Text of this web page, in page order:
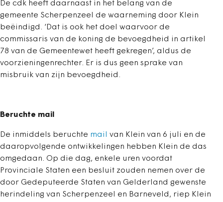
De cdk heeft daarnaast in het belang van de
gemeente Scherpenzeel de waarneming door Klein
beëindigd. ‘Dat is ook het doel waarvoor de
commissaris van de koning de bevoegdheid in artikel
78 van de Gemeentewet heeft gekregen’, aldus de
voorzieningenrechter. Er is dus geen sprake van
misbruik van zijn bevoegdheid.
Beruchte mail
De inmiddels beruchte mail van Klein van 6 juli en de
daaropvolgende ontwikkelingen hebben Klein de das
omgedaan. Op die dag, enkele uren voordat
Provinciale Staten een besluit zouden nemen over de
door Gedeputeerde Staten van Gelderland gewenste
herindeling van Scherpenzeel en Barneveld, riep Klein